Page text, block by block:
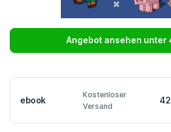
Angebot ansehen unter
ebook
Kostenloser
Versand